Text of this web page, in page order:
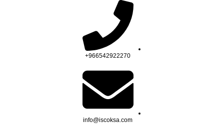
966542922270+
info@iscoksa.com